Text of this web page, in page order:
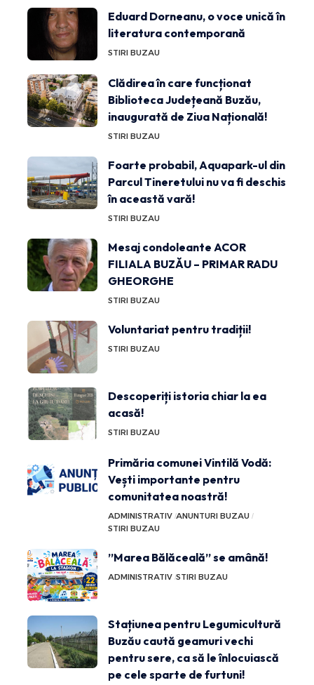
Eduard Dorneanu, o voce unică în
literatura contemporană
STIRI BUZAU
Clădirea în care funcționat
Biblioteca Județeană Buzău,
inaugurată de Ziua Națională!
STIRI BUZAU
Foarte probabil, Aquapark-ul din
Parcul Tineretului nu va fi deschis
în această vară!
STIRI BUZAU
Mesaj condoleante ACOR
FILIALA BUZĂU – PRIMAR RADU
GHEORGHE
STIRI BUZAU
Voluntariat pentru tradiții!
STIRI BUZAU
Descoperiți istoria chiar la ea
acasă!
STIRI BUZAU
Primăria comunei Vintilă Vodă:
Vești importante pentru
comunitatea noastră!
ADMINISTRATIV ANUNTURI BUZAU
STIRI BUZAU
”Marea Bălăceală” se amână!
ADMINISTRATIV STIRI BUZAU
Stațiunea pentru Legumicultură
Buzău caută geamuri vechi
pentru sere, ca să le înlocuiască
pe cele sparte de furtuni!